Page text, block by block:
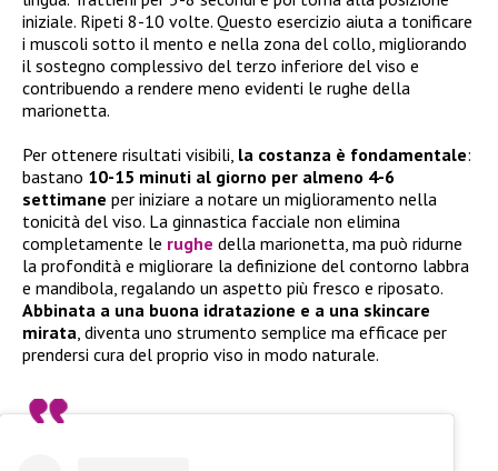
iniziale. Ripeti 8-10 volte. Questo esercizio aiuta a tonificare
i muscoli sotto il mento e nella zona del collo, migliorando
il sostegno complessivo del terzo inferiore del viso e
contribuendo a rendere meno evidenti le rughe della
marionetta.
Per ottenere risultati visibili, la costanza è fondamentale:
bastano 10-15 minuti al giorno per almeno 4-6
settimane per iniziare a notare un miglioramento nella
tonicità del viso. La ginnastica facciale non elimina
completamente le rughe della marionetta, ma può ridurne
la profondità e migliorare la definizione del contorno labbra
e mandibola, regalando un aspetto più fresco e riposato.
Abbinata a una buona idratazione e a una skincare
mirata , diventa uno strumento semplice ma efficace per
prendersi cura del proprio viso in modo naturale.